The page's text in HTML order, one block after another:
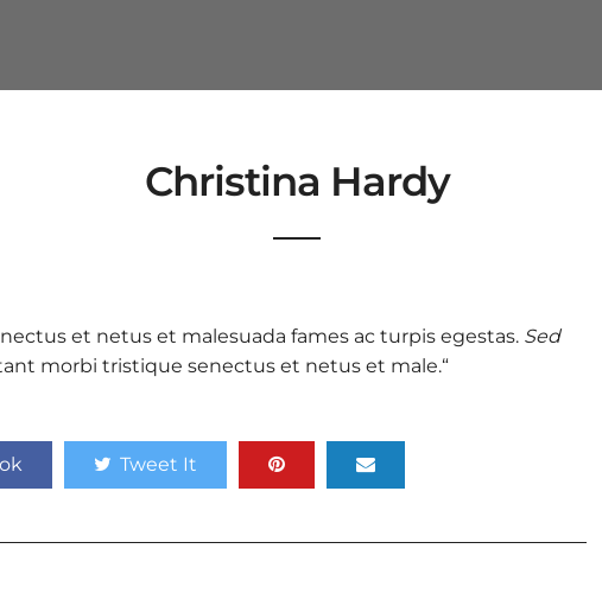
Christina Hardy
et netus et malesuada fames ac turpis egestas. Sed
morbi tristique senectus et netus et male.“
Tweet It